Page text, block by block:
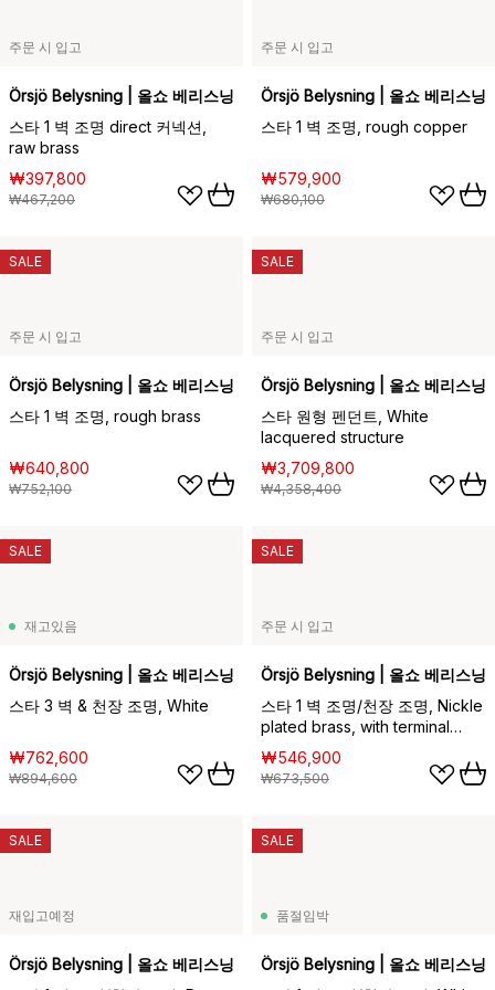
주문 시 입고
Örsjö Belysning | 올쇼 베리스닝
스타 1 벽 조명 direct 커넥션,
raw brass
₩397,800
₩467,200
주문 시 입고
Örsjö Belysning | 올쇼 베리스닝
스타 1 벽 조명, rough copper
₩579,900
₩680,100
주문 시 입고
Örsjö Belysning | 올쇼 베리스닝
스타 1 벽 조명, rough brass
₩640,800
₩752,100
SALE
주문 시 입고
Örsjö Belysning | 올쇼 베리스닝
스타 원형 펜던트, White
lacquered structure
₩3,709,800
₩4,358,400
SALE
재고있음
Örsjö Belysning | 올쇼 베리스닝
스타 3 벽 & 천장 조명, White
₩762,600
₩894,600
SALE
주문 시 입고
Örsjö Belysning | 올쇼 베리스닝
스타 1 벽 조명/천장 조명, Nickle
plated brass, with terminal
block
₩546,900
₩673,500
SALE
재입고예정
Örsjö Belysning | 올쇼 베리스닝
SALE
품절임박
Örsjö Belysning | 올쇼 베리스닝
SALE